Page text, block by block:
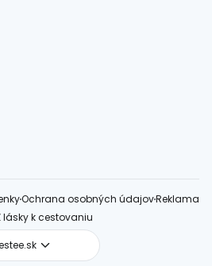
Ochrana osobných údajovReklama
lásky k cestovaniu